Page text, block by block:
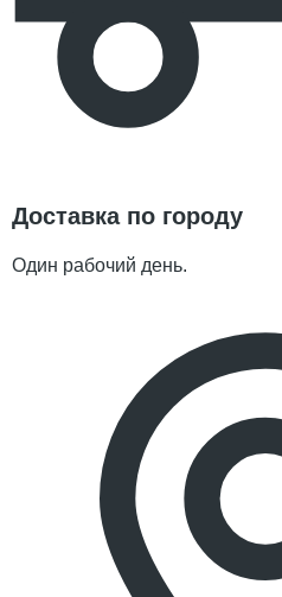
Доставка по городу
Один рабочий день.